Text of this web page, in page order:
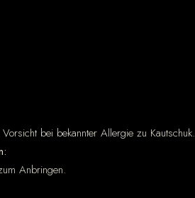
bei bekannter Allergie zu Kautschuk.
Anbringen.